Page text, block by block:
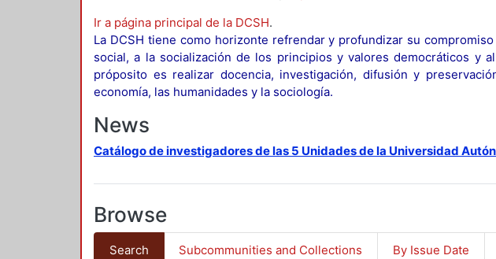
Ir a página principal de la DCSH.
La DCSH tiene como horizonte refrendar y profundizar su
social, a la socialización de los principios y valores democráticos y
próposito es realizar docencia, investigación, difusión y
economía, las humanidades y la sociología.
News
Catálogo de investigadores de las 5 Unidades de la Universidad
Browse
Search Subcommunities and Collections By Issue Date